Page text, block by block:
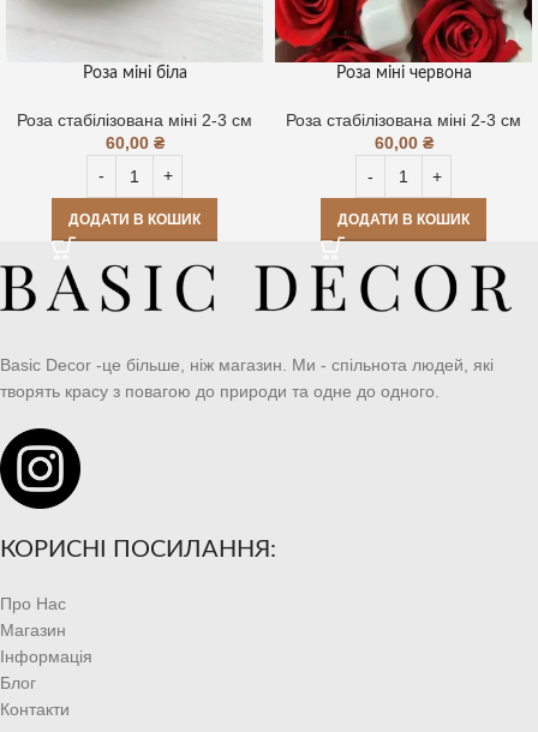
Роза міні біла
Роза стабілізована міні 2-3 см
60,00 ₴
ДОДАТИ В КОШИК
Роза міні червона
Роза стабілізована міні 2-3 см
60,00 ₴
ДОДАТИ В КОШИК
Basic Decor -це більше, ніж магазин. Ми - спільнота людей, які
творять красу з повагою до природи та одне до одного.
КОРИСНІ ПОСИЛАННЯ:
Про Нас
Магазин
Інформація
Блог
Контакти